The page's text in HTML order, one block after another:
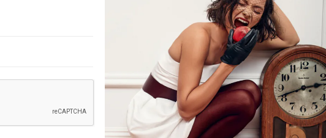
Возврат и обмен
РАЗМЕР XS/S M/L
В КОРЗИНУ